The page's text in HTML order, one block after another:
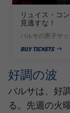
リュイス・コ
見逃すな！
バルサの男子サ
BUY TICKETS
PUBLISHED NEWS
好調の波
バルサは、好
る。先週の火